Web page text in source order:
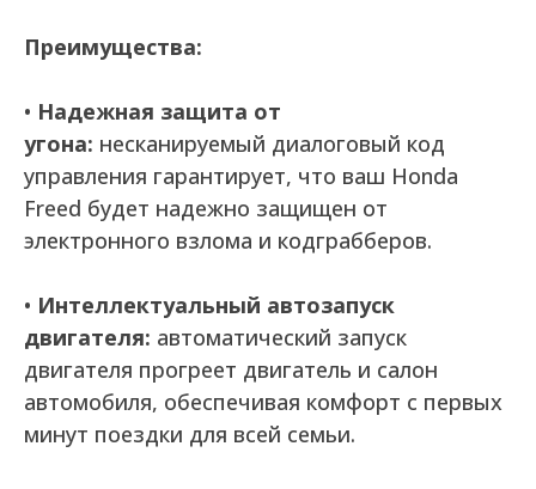
Преимущества:
• Надежная защита от
угона: несканируемый диалоговый код
управления гарантирует, что ваш Honda
Freed будет надежно защищен от
электронного взлома и кодграбберов.
• Интеллектуальный автозапуск
двигателя: автоматический запуск
двигателя прогреет двигатель и салон
автомобиля, обеспечивая комфорт с первых
минут поездки для всей семьи.